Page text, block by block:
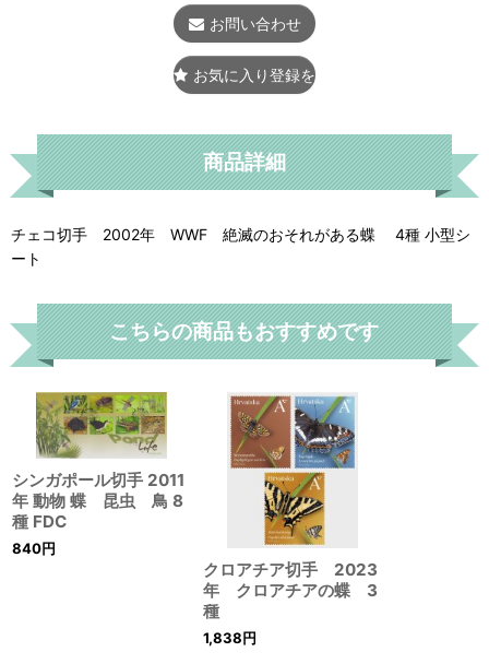
お問い合わせ
お気に入り登録をする
商品詳細
チェコ切手 2002年 WWF 絶滅のおそれがある蝶 4種 小型シ
ート
こちらの商品もおすすめです
シンガポール切手 2011
年 動物 蝶 昆虫 鳥 8
種 FDC
840円
クロアチア切手 2023
年 クロアチアの蝶 3
種
1,838円